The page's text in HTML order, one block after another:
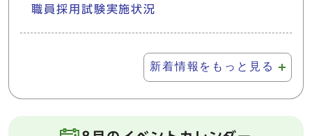
職員採用試験実施状況
新着情報をもっと見る